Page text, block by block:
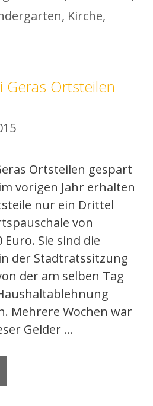
, Kirche,
Geras Ortsteilen
Ortsteilen gespart
vorigen Jahr erhalten
nur ein Drittel
von
Euro. Sie sind die
der Stadtratssitzung
der am selben Tag
Mehrere Wochen war
Gelder …